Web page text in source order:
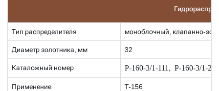
Тип распределителя моноблочный, клапанно-
Диаметр золотника, мм 32
Каталожный номер Р-160-3/1-111, Р-160-3/1-
Применение Т-156